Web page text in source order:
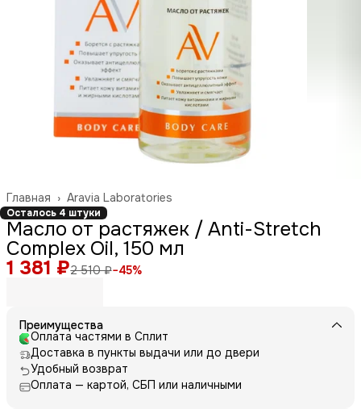
Aravia Laboratories
Главная ›
Осталось 4 штуки
Масло от растяжек / Anti-Stretch
Complex Oil, 150 мл
1 381 ₽2 510 ₽−45%
Преимущества
Оплата частями в Сплит
Доставка в пункты выдачи или до двери
Удобный возврат
Оплата — картой, СБП или наличными